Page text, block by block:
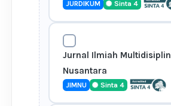
JURDIKUM Sinta 4
Jurnal Ilmiah Multidisiplin
Nusantara
JIMNU Sinta 4